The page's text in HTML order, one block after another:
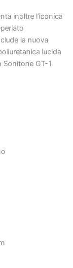
inoltre l’iconica
la nuova
lucida
Sonitone GT-1